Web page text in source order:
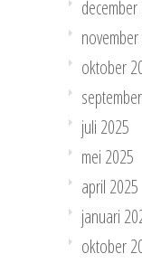
oktober
juli 2025
mei 2025
april 2025
januari
oktober